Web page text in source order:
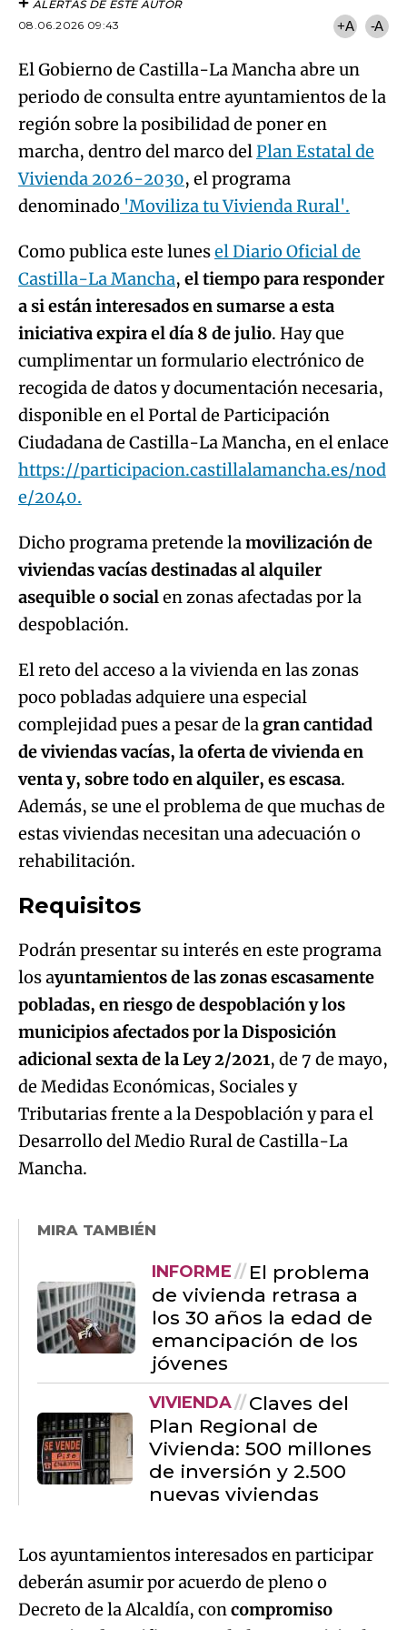
ALERTAS DE ESTE AUTOR
08.06.2026 09:43
+A -A
El Gobierno de Castilla-La Mancha abre un
periodo de consulta entre ayuntamientos de la
región sobre la posibilidad de poner en
marcha, dentro del marco delPlan Estatal de
Vivienda 2026-2030, el programa
denominado 'Moviliza tu Vivienda Rural'.
Como publica este lunesel Diario Oficial de
Castilla-La Mancha, el tiempo para responder
a si están interesados en sumarse a esta
iniciativa expira el día 8 de julio. Hay que
cumplimentar un formulario electrónico de
recogida de datos y documentación necesaria,
disponible en el Portal de Participación
Ciudadana de Castilla-La Mancha, en el enlace
https://participacion.castillalamancha.es/nod
e/2040.
Dicho programa pretende lamovilización de
viviendas vacías destinadas al alquiler
asequible o socialen zonas afectadas por la
despoblación.
El reto del acceso a la vivienda en las zonas
poco pobladas adquiere una especial
complejidad pues a pesar de la gran cantidad
de viviendas vacías, la oferta de vivienda en
venta y, sobre todo en alquiler, es escasa.
Además, se une el problema de que muchas de
estas viviendas necesitan una adecuación o
rehabilitación.
Requisitos
Podrán presentar su interés en este programa
los ayuntamientos de las zonas escasamente
pobladas, en riesgo de despoblación y los
municipios afectados por la Disposición
adicional sexta de la Ley 2/2021, de 7 de mayo,
de Medidas Económicas, Sociales y
Tributarias frente a la Despoblación y para el
Desarrollo del Medio Rural de Castilla-La
Mancha.
MIRA TAMBIÉN
INFORME
El problema
de vivienda retrasa a
los 30 años la edad de
emancipación de los
jóvenes
VIVIENDA
Claves del
Plan Regional de
Vivienda: 500 millones
de inversión y 2.500
nuevas viviendas
Los ayuntamientos interesados en participar
deberán asumir por acuerdo de pleno o
Decreto de la Alcaldía, concompromiso